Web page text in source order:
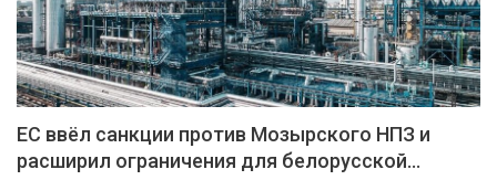
ЕС ввёл санкции против Мозырского НПЗ и
расширил ограничения для белорусской…